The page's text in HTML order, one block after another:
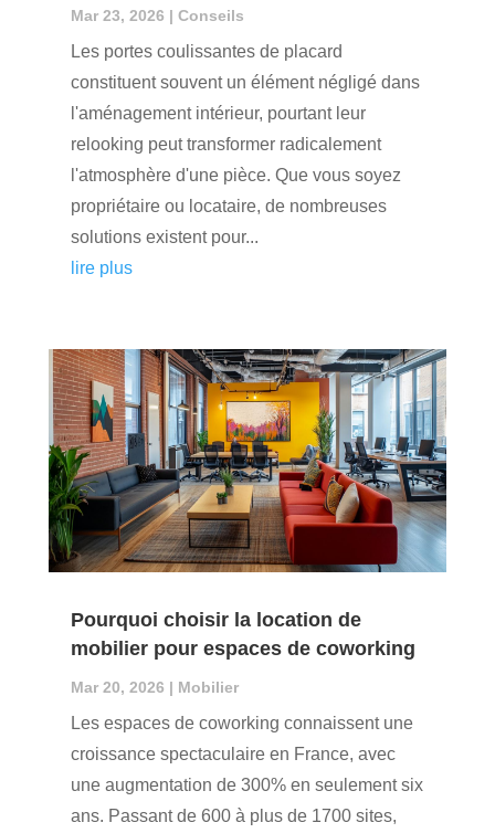
Mar 23, 2026 | Conseils
Les portes coulissantes de placard
constituent souvent un élément négligé dans
l'aménagement intérieur, pourtant leur
relooking peut transformer radicalement
l'atmosphère d'une pièce. Que vous soyez
propriétaire ou locataire, de nombreuses
solutions existent pour...
lire plus
Pourquoi choisir la location de
mobilier pour espaces de coworking
Mar 20, 2026 | Mobilier
Les espaces de coworking connaissent une
croissance spectaculaire en France, avec
une augmentation de 300% en seulement six
ans. Passant de 600 à plus de 1700 sites,